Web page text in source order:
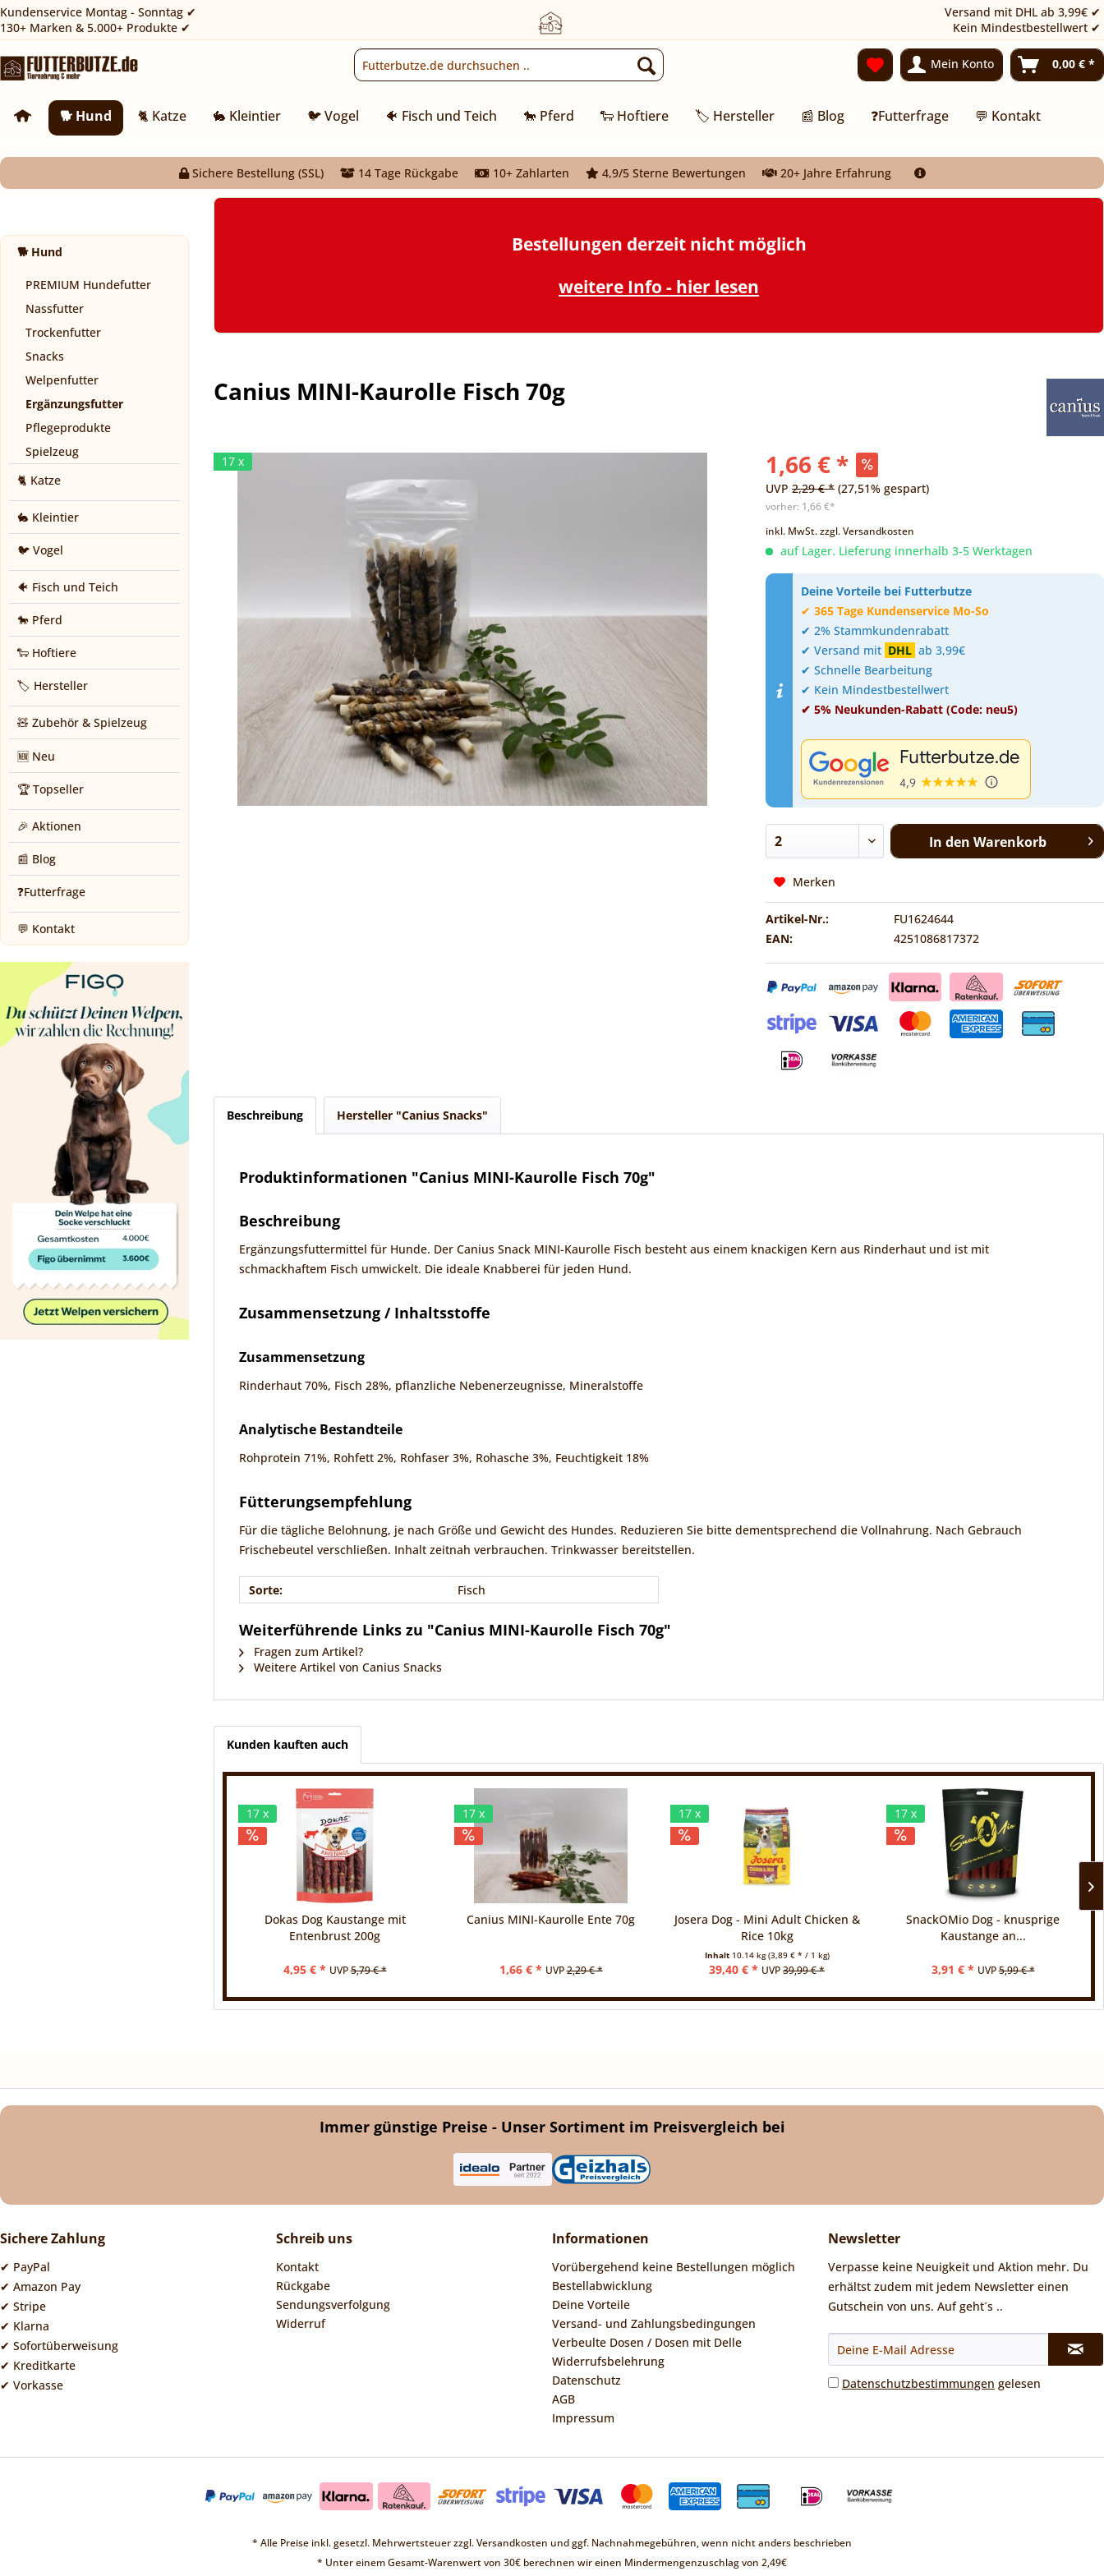
Kundenservice Montag - Sonntag ✔
130+ Marken & 5.000+ Produkte ✔
Versand mit DHL ab 3,99€ ✔
Kein Mindestbestellwert ✔
Mein Konto 0,00 € *
🐕 Hund 🐈 Katze 🐇 Kleintier 🐦 Vogel 🐠 Fisch und Teich 🐎 Pferd 🐑 Hoftiere 🏷️ Hersteller 📰 Blog ❓Futterfrage 💬 Kontakt
Sichere Bestellung (SSL) 14 Tage Rückgabe 10+ Zahlarten 4,9/5 Sterne Bewertungen 20+ Jahre Erfahrung
🐕 Hund
PREMIUM Hundefutter
Nassfutter
Trockenfutter
Snacks
Welpenfutter
Ergänzungsfutter
Pflegeprodukte
Spielzeug
🐈 Katze
🐇 Kleintier
🐦 Vogel
🐠 Fisch und Teich
🐎 Pferd
🐑 Hoftiere
🏷️ Hersteller
🧸 Zubehör & Spielzeug
🆕 Neu
🏆 Topseller
🎉 Aktionen
📰 Blog
❓Futterfrage
💬 Kontakt
Bestellungen derzeit nicht möglich
weitere Info - hier lesen
Canius MINI-Kaurolle Fisch 70g
17 x 1,66 € *
UVP2,29 € * (27,51% gespart)
vorher: 1,66 €*
inkl. MwSt.zzgl. Versandkosten
auf Lager. Lieferung innerhalb 3-5 Werktagen
Deine Vorteile bei Futterbutze
✔365 Tage Kundenservice Mo-So
✔ 2% Stammkundenrabatt
✔ Versand mit DHL ab 3,99€
✔ Schnelle Bearbeitung
✔ Kein Mindestbestellwert
✔ 5% Neukunden-Rabatt (Code: neu5)
In den Warenkorb
Merken
Artikel-Nr.:
FU1624644
EAN:
4251086817372
Beschreibung Hersteller "Canius Snacks"
Produktinformationen "Canius MINI-Kaurolle Fisch 70g"
Beschreibung
Ergänzungsfuttermittel für Hunde. Der Canius Snack MINI-Kaurolle Fisch besteht aus einem knackigen Kern aus Rinderhaut und ist mit
schmackhaftem Fisch umwickelt. Die ideale Knabberei für jeden Hund.
Zusammensetzung / Inhaltsstoffe
Zusammensetzung
Rinderhaut 70%, Fisch 28%, pflanzliche Nebenerzeugnisse, Mineralstoffe
Analytische Bestandteile
Rohprotein 71%, Rohfett 2%, Rohfaser 3%, Rohasche 3%, Feuchtigkeit 18%
Fütterungsempfehlung
Für die tägliche Belohnung, je nach Größe und Gewicht des Hundes. Reduzieren Sie bitte dementsprechend die Vollnahrung. Nach Gebrauch
Frischebeutel verschließen. Inhalt zeitnah verbrauchen. Trinkwasser bereitstellen.
Sorte: Fisch
Weiterführende Links zu "Canius MINI-Kaurolle Fisch 70g"
Fragen zum Artikel?
Weitere Artikel von Canius Snacks
Kunden kauften auch
17 x
Dokas Dog Kaustange mit
Entenbrust 200g
4,95 € * UVP5,79 € *
17 x
Canius MINI-Kaurolle Ente 70g
1,66 € * UVP2,29 € *
17 x
Josera Dog - Mini Adult Chicken &
Rice 10kg
Inhalt 10.14 kg(3,89 € * / 1 kg)
39,40 € * UVP39,99 € *
17 x
SnackOMio Dog - knusprige
Kaustange an...
3,91 € * UVP5,99 € *
Immer günstige Preise - Unser Sortiment im Preisvergleich bei
Sichere Zahlung
✔ PayPal
✔ Amazon Pay
✔ Stripe
✔ Klarna
✔ Sofortüberweisung
✔ Kreditkarte
✔ Vorkasse
Schreib uns
Kontakt
Rückgabe
Sendungsverfolgung
Widerruf
Informationen
Vorübergehend keine Bestellungen möglich
Bestellabwicklung
Deine Vorteile
Versand- und Zahlungsbedingungen
Verbeulte Dosen / Dosen mit Delle
Widerrufsbelehrung
Datenschutz
AGB
Impressum
Newsletter
Verpasse keine Neuigkeit und Aktion mehr. Du
erhältst zudem mit jedem Newsletter einen
Gutschein von uns. Auf geht´s ..
Datenschutzbestimmungen gelesen
* Alle Preise inkl. gesetzl. Mehrwertsteuer zzgl.Versandkosten und ggf. Nachnahmegebühren, wenn nicht anders beschrieben
* Unter einem Gesamt-Warenwert von 30€ berechnen wir einen Mindermengenzuschlag von 2,49€